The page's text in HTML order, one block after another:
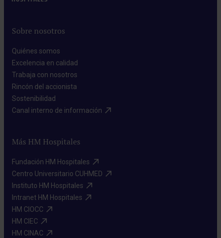
Sobre nosotros
Quiénes somos​
Excelencia en calidad​
Trabaja con nosotros​
Rincón del accionista​
Sostenibilidad​
Canal interno de información​
Más HM Hospitales
Fundación HM Hospitales​
Centro Universitario CUHMED​
Instituto HM Hospitales​
Intranet HM Hospitales​
HM CIOCC​
HM CIEC​
HM CINAC​